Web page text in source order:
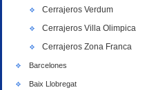
Cerrajeros Verdum
Cerrajeros Villa Olimpica
Cerrajeros Zona Franca
Barcelones
Baix Llobregat